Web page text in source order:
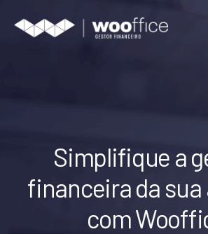
Simplifique a
financeira da sua
com